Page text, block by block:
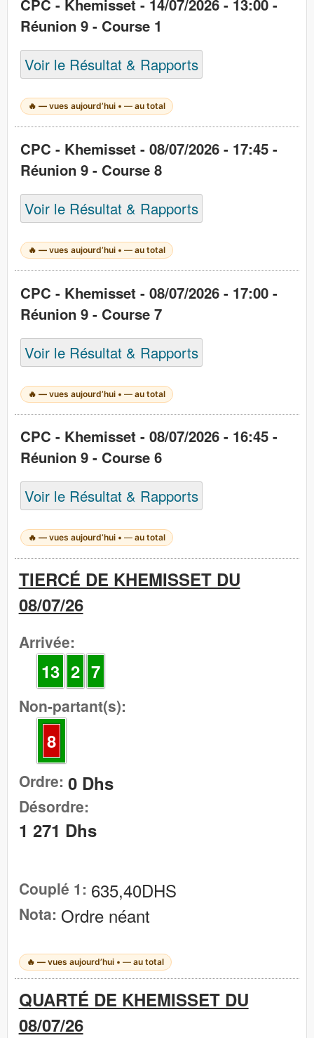
CPC - Khemisset - 14/07/2026 - 13:00 -
Réunion 9 - Course 1
Voir le Résultat & Rapports
🔥— vues aujourd’hui •— au total
CPC - Khemisset - 08/07/2026 - 17:45 -
Réunion 9 - Course 8
Voir le Résultat & Rapports
🔥— vues aujourd’hui •— au total
CPC - Khemisset - 08/07/2026 - 17:00 -
Réunion 9 - Course 7
Voir le Résultat & Rapports
🔥— vues aujourd’hui •— au total
CPC - Khemisset - 08/07/2026 - 16:45 -
Réunion 9 - Course 6
Voir le Résultat & Rapports
🔥— vues aujourd’hui •— au total
TIERCÉ DE KHEMISSET DU
08/07/26
Arrivée:
13 2 7
Non-partant(s):
8
Ordre: 0 Dhs
Désordre:
1 271 Dhs
Couplé 1: 635,40DHS
Nota: Ordre néant
🔥 —vues aujourd’hui • —au total
QUARTÉ DE KHEMISSET DU
08/07/26